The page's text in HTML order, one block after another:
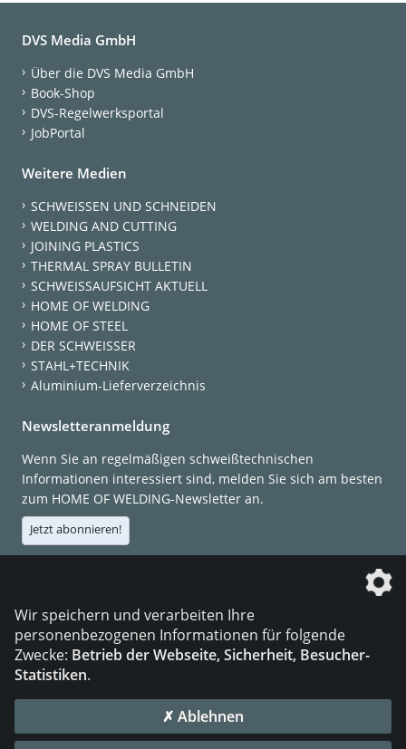
DVS Media GmbH
Über die DVS Media GmbH
Book-Shop
DVS-Regelwerksportal
JobPortal
Weitere Medien
SCHWEISSEN UND SCHNEIDEN
WELDING AND CUTTING
JOINING PLASTICS
THERMAL SPRAY BULLETIN
SCHWEISSAUFSICHT AKTUELL
HOME OF WELDING
HOME OF STEEL
DER SCHWEISSER
STAHL+TECHNIK
Aluminium-Lieferverzeichnis
Newsletteranmeldung
Wenn Sie an regelmäßigen schweißtechnischen
Informationen interessiert sind, melden Sie sich am besten
zum HOME OF WELDING-Newsletter an.
Jetzt abonnieren!
Die DVS Media GmbH ist ein Unternehmen der
Wir speichern und verarbeiten Ihre
personenbezogenen Informationen für folgende
Zwecke: Betrieb der Webseite, Sicherheit, Besucher-
Statistiken.
✗ Ablehnen